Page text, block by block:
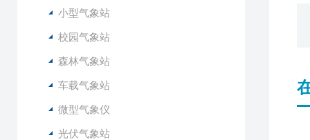
小型气象站
校园气象站
森林气象站
车载气象站
微型气象仪
光伏气象站